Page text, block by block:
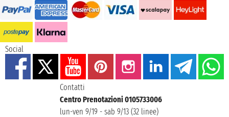
Social
Contatti
Centro Prenotazioni 0105733006
lun-ven 9/19 - sab 9/13 (32 linee)